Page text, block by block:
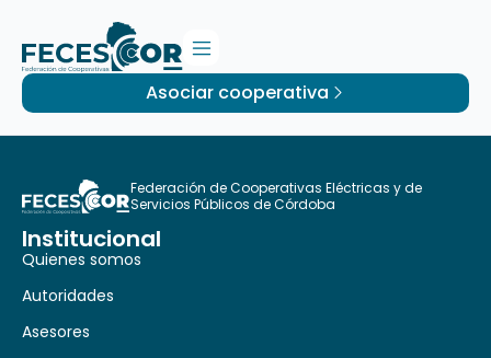
Asociar cooperativa
Federación de Cooperativas Eléctricas y de
Servicios Públicos de Córdoba
Institucional
Quienes somos
Autoridades
Asesores